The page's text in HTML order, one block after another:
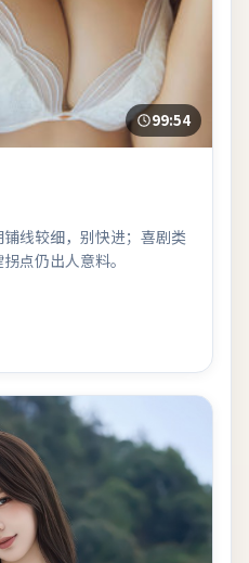
99:54
线较细，别快进；喜剧类
点仍出人意料。